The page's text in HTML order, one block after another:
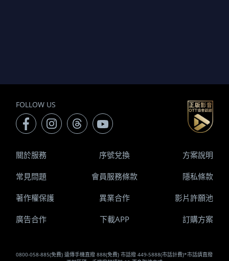
FOLLOW US
0800-058-885(免費) 遠傳手機直撥 888(免費) 市話撥 449-5888(市話計費)*市話請直撥
關於服務 序號兌換 方案說明
常見問題 會員服務條款 隱私條款
著作權保護 異業合作 影片許願池
廣告合作 下載APP 訂購方案